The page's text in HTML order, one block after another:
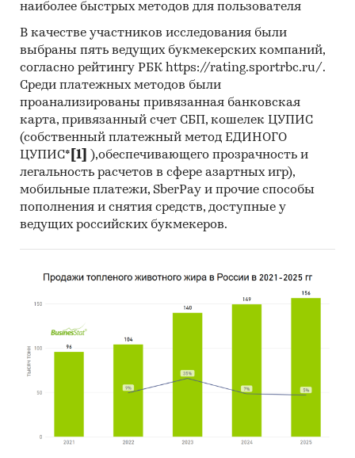
Таможенный союз ЕАЭС
Стоматологическая ассоциация России
Ассоциация частных стоматологических
клиник
Информация, собранная BusinesStat:
показатели торговли стоматологическими
креслами и установками
оценки экспертов рынка
стоматологического оборудования
Стоматологическое оборудование
оборудование
Медицинская мебель
Стоматологические кресла
наиболее быстрых методов для пользователя
В качестве участников исследования были
выбраны пять ведущих букмекерских компаний,
согласно рейтингу РБК https://rating.sportrbc.ru/.
Среди платежных методов были
проанализированы привязанная банковская
карта, привязанный счет СБП, кошелек ЦУПИС
(собственный платежный метод ЕДИНОГО
ЦУПИС* [1]
),обеспечивающего прозрачность и
легальность расчетов в сфере азартных игр),
мобильные платежи, SberPay и прочие способы
пополнения и снятия средств, доступные у
ведущих российских букмекеров.